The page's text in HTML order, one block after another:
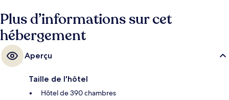
Plus d’informations sur cet
hébergement
Aperçu
Taille de l'hôtel
Hôtel de 390 chambres